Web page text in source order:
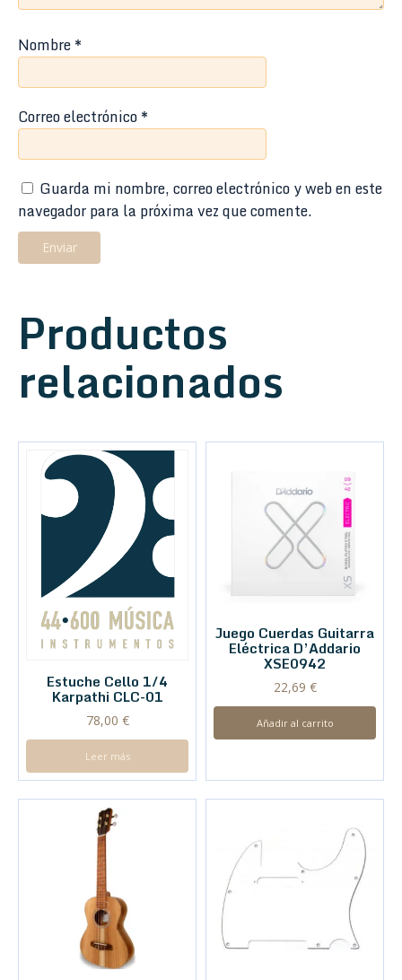
Nombre*
Correo electrónico*
Guarda mi nombre, correo electrónico y web en este
navegador para la próxima vez que comente.
Productos
relacionados
Estuche Cello 1/4
Karpathi CLC-01
78,00 €
Leer más
Juego Cuerdas Guitarra
Eléctrica D’Addario
XSE0942
22,69 €
Añadir al carrito